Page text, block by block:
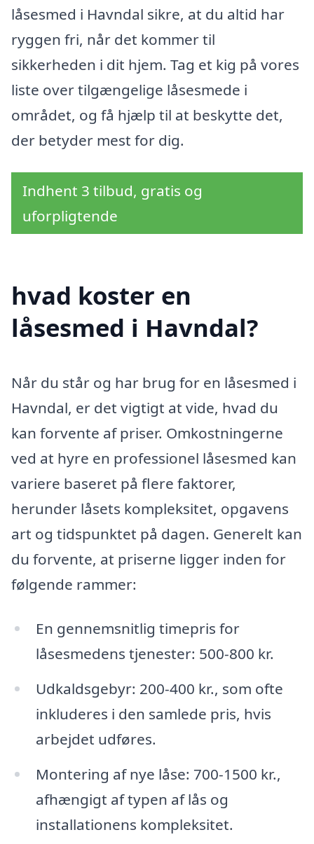
låsesmed i Havndal sikre, at du altid har
ryggen fri, når det kommer til
sikkerheden i dit hjem. Tag et kig på vores
liste over tilgængelige låsesmede i
området, og få hjælp til at beskytte det,
der betyder mest for dig.
Indhent 3 tilbud, gratis og
uforpligtende
hvad koster en
låsesmed i Havndal?
Når du står og har brug for en låsesmed i
Havndal, er det vigtigt at vide, hvad du
kan forvente af priser. Omkostningerne
ved at hyre en professionel låsesmed kan
variere baseret på flere faktorer,
herunder låsets kompleksitet, opgavens
art og tidspunktet på dagen. Generelt kan
du forvente, at priserne ligger inden for
følgende rammer:
En gennemsnitlig timepris for
låsesmedens tjenester: 500-800 kr.
Udkaldsgebyr: 200-400 kr., som ofte
inkluderes i den samlede pris, hvis
arbejdet udføres.
Montering af nye låse: 700-1500 kr.,
afhængigt af typen af lås og
installationens kompleksitet.